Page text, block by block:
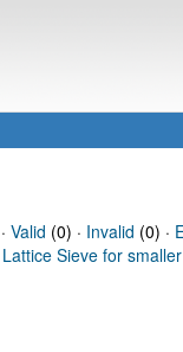
Valid (0) · Invalid (0) ·
Sieve for